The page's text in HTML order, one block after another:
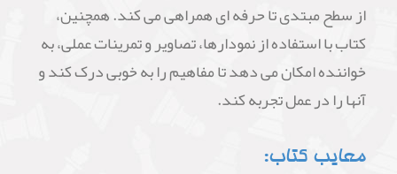
از سطح مبتدی تا حرفه ای همراهی می کند. همچنین،
کتاب با استفاده از نمودارها، تصاویر و تمرینات عملی، به
خواننده امکان می دهد تا مفاهیم را به خوبی درک کند و
آنها را در عمل تجربه کند.
معایب کتاب: